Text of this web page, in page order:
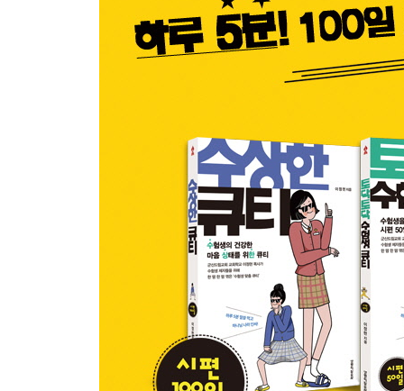
19 나는 부족함이 없습니다
20 선택의 축복을 경험하세요
21 예배면 모든 것을 이길 수 있습니다
24 하나님의 소리
25 고통은 잠깐, 반드시 기쁨이 옵니다
26 내 마음이 깨져 있을 때
27 죄 사함은 큰 복입니다
28 예수 믿는 사람은 어떻게 살아야 할까요?
29 가장 큰 절망의 순간에 무엇을 할 것인가요?
30 친구에게 뒤통수 맞을 때
31 하나님을 기뻐하세요
32 오늘이 내 인생의 마지막 날이라면
33 혹시 응답 안 되는 기도가 있나요?